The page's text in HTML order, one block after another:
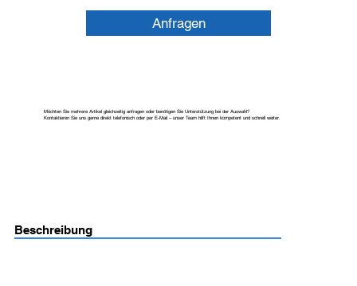
Anfragen
Möchten Sie mehrere Artikel gleichzeitig anfragen oder benötigen Sie Unterstützung bei der Auswahl?
Kontaktieren Sie uns gerne direkt telefonisch oder per E-Mail – unser Team hilft Ihnen kompetent und schnell weiter.
Beschreibung